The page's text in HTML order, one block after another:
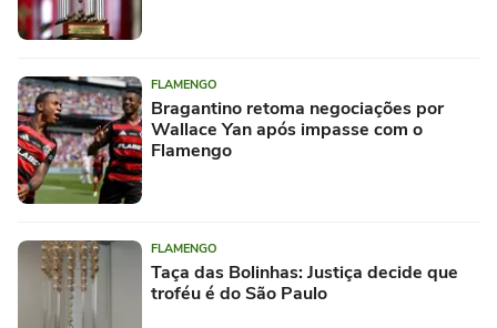
FLAMENGO
Bragantino retoma negociações por
Wallace Yan após impasse com o
Flamengo
FLAMENGO
Taça das Bolinhas: Justiça decide que
troféu é do São Paulo